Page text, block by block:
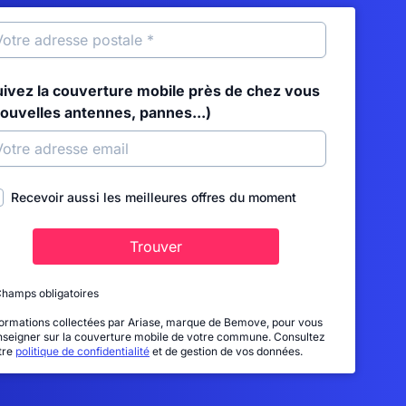
la couverture mobile près de chez vous
antennes, pannes...)
Recevoir aussi les meilleures offres du moment
Trouver
obligatoires
collectées par Ariase, marque de Bemove, pour vous
sur la couverture mobile de votre commune. Consultez
politique de confidentialité et de gestion de vos données.